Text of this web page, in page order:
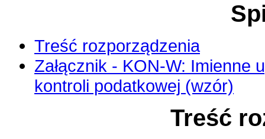
Treść rozporządzenia
Załącznik - KON-W: Imienne
kontroli podatkowej (wzór)
Treść